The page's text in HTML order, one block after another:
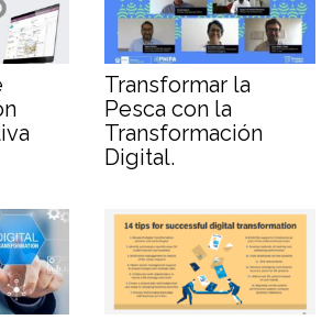
Transformar la
Pesca con la
Transformación
Digital.